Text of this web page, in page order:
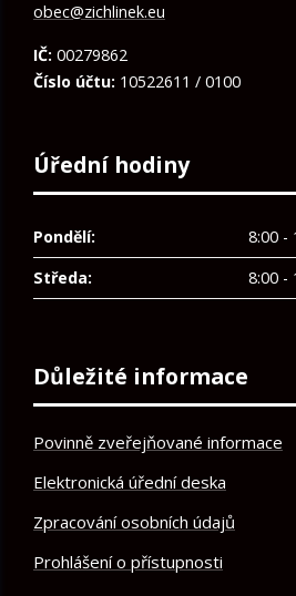
obec@zichlinek.eu
IČ: 00279862
Číslo účtu: 10522611 / 0100
Úřední hodiny
Pondělí:
8:00 -
Středa:
8:00 -
Důležité informace
Povinně zveřejňované informace
Elektronická úřední deska
Zpracování osobních údajů
Prohlášení o přístupnosti